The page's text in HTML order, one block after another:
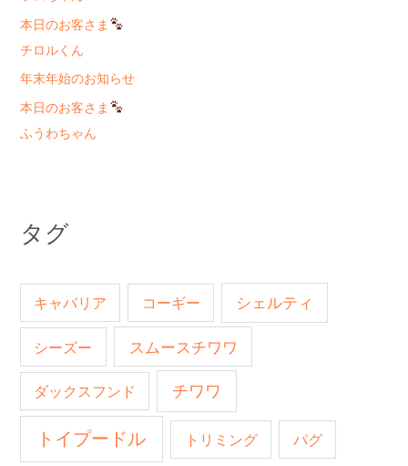
本日のお客さま
チロルくん
年末年始のお知らせ
本日のお客さま
ふうわちゃん
タグ
キャバリア コーギー シェルティ
シーズー スムースチワワ
ダックスフンド チワワ
トイプードル トリミング パグ